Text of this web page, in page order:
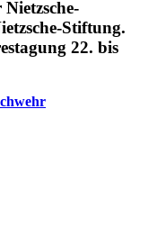
Stiftung.
22. bis